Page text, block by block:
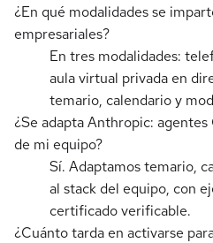
¿En qué modalidades se
empresariales?
En tres modalidades:
aula virtual privada en
temario, calendario y
¿Se adapta Anthropic:
de mi equipo?
Sí. Adaptamos temario,
al stack del equipo, con
certificado verificable.
¿Cuánto tarda en activarse